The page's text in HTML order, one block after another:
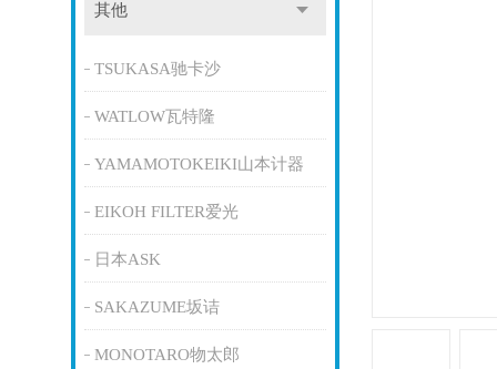
其他
TSUKASA驰卡沙
WATLOW瓦特隆
YAMAMOTOKEIKI山本计器
EIKOH FILTER爱光
日本ASK
SAKAZUME坂诘
MONOTARO物太郎